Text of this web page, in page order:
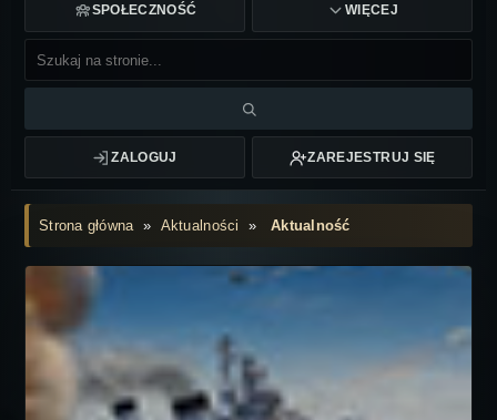
SPOŁECZNOŚĆ WIĘCEJ
ZALOGUJ ZAREJESTRUJ SIĘ
Strona główna» Aktualności »Aktualność